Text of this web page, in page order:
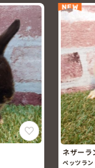
NEW
ネザーラ
ペッツラ